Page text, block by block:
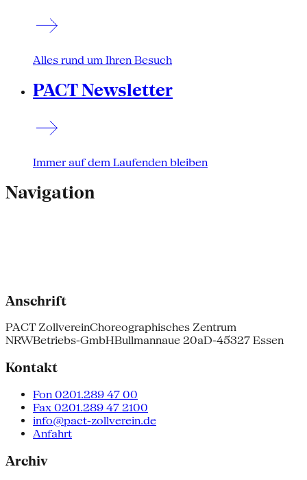
Alles rund um Ihren Besuch
PACT Newsletter
Immer auf dem Laufenden bleiben
Navigation
Anschrift
PACT ZollvereinChoreographisches Zentrum
NRWBetriebs-GmbHBullmannaue 20aD-45327 Essen
Kontakt
Fon 0201.289 47 00
Fax 0201.289 47 2100
info@pact-zollverein.de
Anfahrt
Archiv